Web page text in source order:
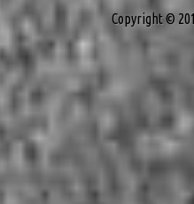
Copyright ©